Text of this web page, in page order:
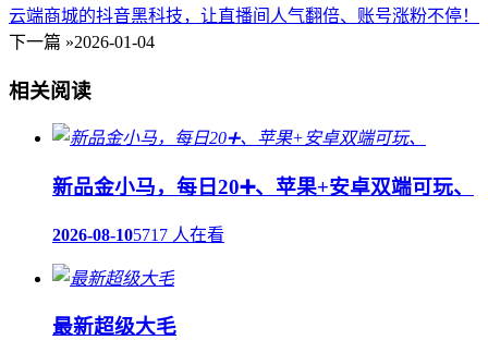
云端商城的抖音黑科技，让直播间人气翻倍、账号涨粉不停！
下一篇 »2026-01-04
相关阅读
新品金小马，每日20➕、苹果+安卓双端可玩、
2026-08-105717 人在看
最新超级大毛